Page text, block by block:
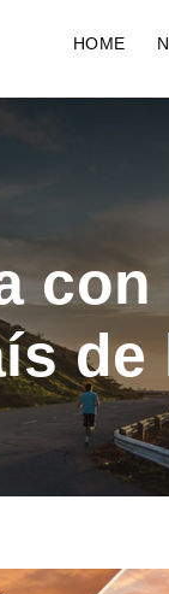
HOME